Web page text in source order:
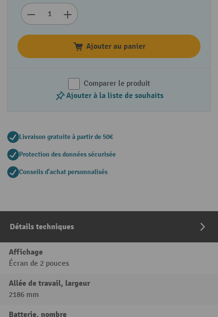
Ajouter au panier
Comparer le produit
Ajouter à la liste de souhaits
Livraison gratuite à partir de 50€
Protection des données sécurisée
Conseils d'achat personnalisés
Détails techniques
Affichage
Écran de 2 pouces
Allée de travail, largeur
2186 mm
Batterie, nombre